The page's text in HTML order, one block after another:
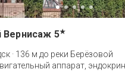
Вернисаж 5★
· 136 м до реки Берёзовой
аппарат,